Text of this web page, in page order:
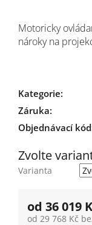
Zvolte
Varianta
Motoricky
nároky na
Kategorie:
Záruka:
Objednávací
od 36 019
od 29 768 Kč